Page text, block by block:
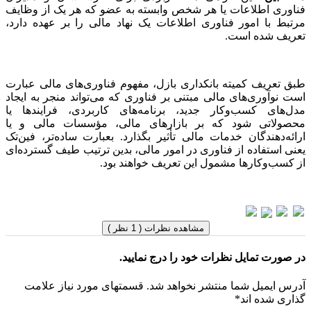
فناوری اطلاعات یا هر شخص وابسته به عضو که هر یک از وظایف
مرتبط با امور فناوری اطلاعات یک نهاد مالی را بر عهده دارد،
تعریف شده است.
طبق تعریف کمیته بانکداری بازل، مفهوم فناوری‌های مالی عبارت
است نوآوری‌های مالی مبتنی بر فناوری که می‌تواند منجر به ایجاد
مدل‌های کسب‌وکار جدید، برنامه‌های کاربردی، فرایندها یا
محصولاتی شود که بر بازارهای مالی، مؤسسات مالی و یا
ارائه‌دهندگان خدمات مالی تأثیر بگذارد. بعبارت ساده‌تر، فین‌تک
یعنی استفاده از فناوری در امور مالی، بدین ترتیب طیف گسترده‌ای
از کسب‌وکارها مشمول این تعریف خواهند بود.
مشاهده نظرات ( 1 نظر )
در صورت تمایل نظرات خود را درج نمایید.
آدرس ایمیل شما منتشر نخواهد شد. قسمتهای مورد نیاز علامت
گذاری شده اند*